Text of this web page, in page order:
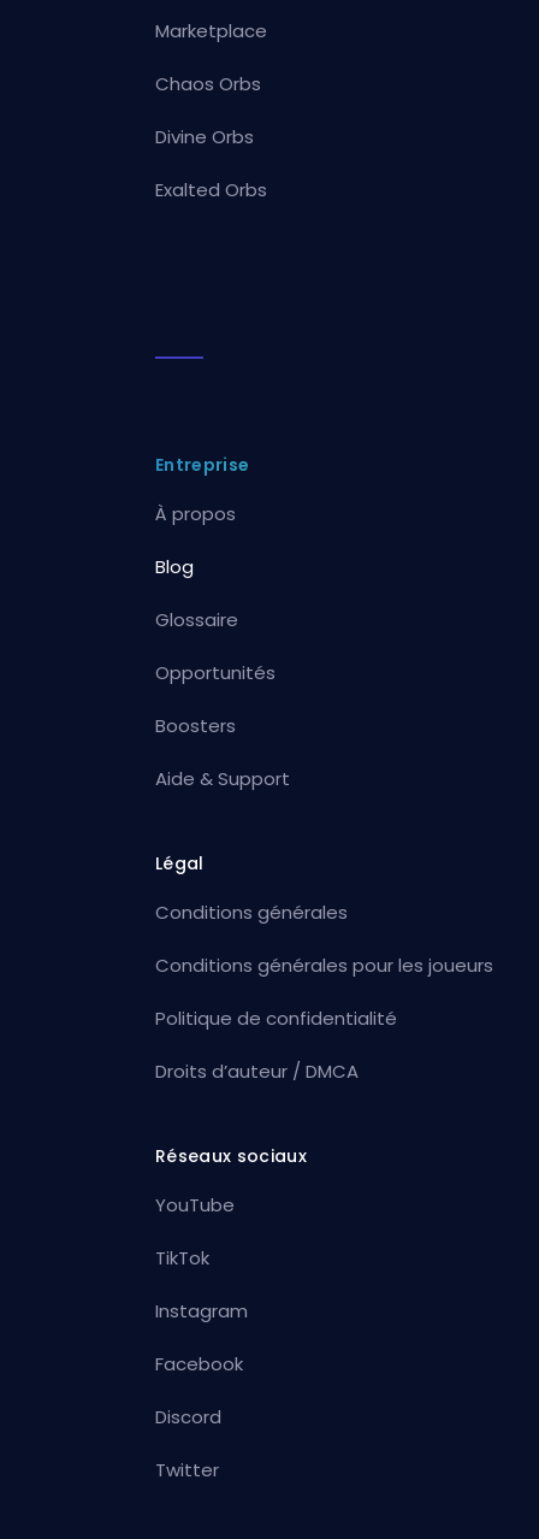
Marketplace
Chaos Orbs
Divine Orbs
Exalted Orbs
Entreprise
À propos
Blog
Glossaire
Opportunités
Boosters
Aide & Support
Légal
Conditions générales
Conditions générales pour les joueurs
Politique de confidentialité
Droits d’auteur / DMCA
Réseaux sociaux
YouTube
TikTok
Instagram
Facebook
Discord
Twitter